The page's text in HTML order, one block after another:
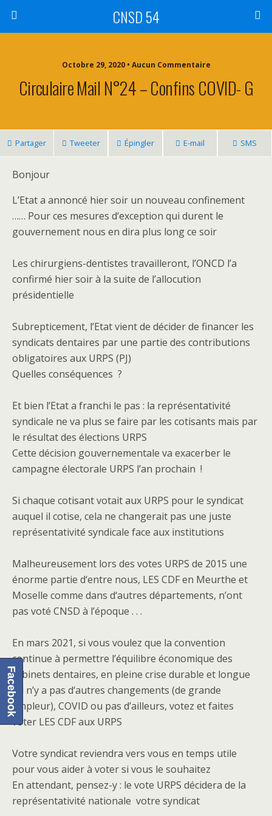
CNSD 54
Octobre 29, 2020 • Aucun Commentaire
Circulaire Mail N°24 – Confins COVID- G
Partager Tweeter Épingler E-mail SMS
Bonjour
L’Etat a annoncé hier soir un nouveau confinement
…… Pour ces mesures d‘exception qui durent le
gouvernement nous en dira plus long ce soir
Les chirurgiens-dentistes travailleront, l’ONCD l’a
confirmé hier soir à la suite de l’allocution
présidentielle
Subrepticement, l’Etat vient de décider de financer les
syndicats dentaires par une partie des contributions
obligatoires aux URPS (PJ)
Quelles conséquences ?
Et bien l’Etat a franchi le pas : la représentativité
syndicale ne va plus se faire par les cotisants mais par
le résultat des élections URPS
Cette décision gouvernementale va exacerber le
campagne électorale URPS l’an prochain !
Si chaque cotisant votait aux URPS pour le syndicat
auquel il cotise, cela ne changerait pas une juste
représentativité syndicale face aux institutions
Malheureusement lors des votes URPS de 2015 une
énorme partie d‘entre nous, LES CDF en Meurthe et
Moselle comme dans d‘autres départements, n’ont
pas voté CNSD à l’époque . . .
En mars 2021, si vous voulez que la convention
continue à permettre l’équilibre économique des
cabinets dentaires, en pleine crise durable et longue
s’il n’y a pas d‘autres changements (de grande
ampleur), COVID ou pas d’ailleurs, votez et faites
voter LES CDF aux URPS
Votre syndicat reviendra vers vous en temps utile
pour vous aider à voter si vous le souhaitez
En attendant, pensez-y : le vote URPS décidera de la
représentativité nationale votre syndicat
Facebook